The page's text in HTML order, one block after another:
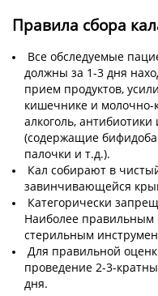
Правила сбора
Все обследуемые
должны за 1-3 дня
прием продуктов,
кишечнике и молочно-
алкоголь,
(содержащие
палочки и т.д.).
Кал собирают в
завинчивающейся
Категорически
Наиболее правильным
стерильным
Для правильной
проведение 2-3-
дня.